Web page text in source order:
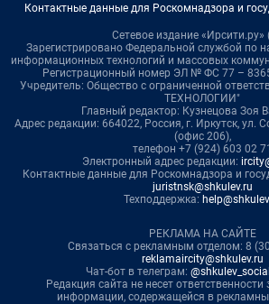
Контактные данные для Роскомнадзора и
Сетевое издание «Ирсити.ру»
Зарегистрировано Федеральной службой по
информационных технологий и массовых
Регистрационный номер ЭЛ № ФС 77 –
Учредитель: Общество с ограниченной
ТЕХНОЛОГИИ"
Главный редактор: Кузнецова Зоя
Адрес редакции: 664022, Россия, г. Иркутск, ул.
(офис 206),
телефон +7 (924) 603 02
Электронный адрес редакции:
Контактные данные для Роскомнадзора и
juristnsk@shkulev.ru
Техподдержка:
РЕКЛАМА НА САЙТЕ
Связаться с рекламным отделом: 8
reklamaircity@shkulev.ru
Чат-бот в телеграм:
Редакция сайта не несет ответственности
информации, содержащейся в